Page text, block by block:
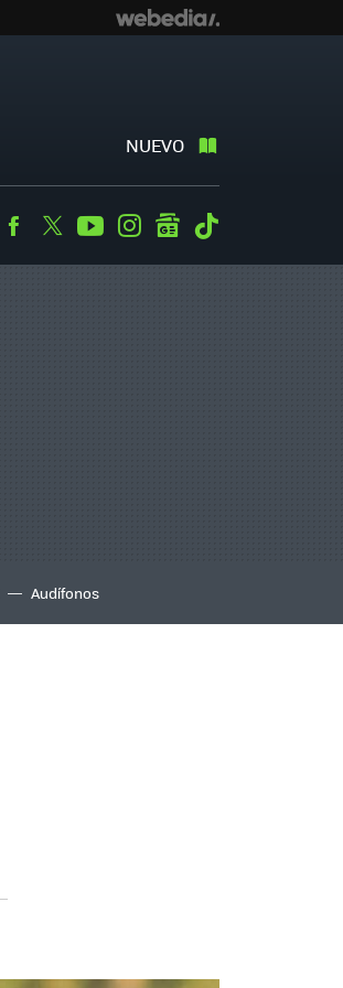
NUEVO
Facebook
TwitterYoutubeInstagramgooglenews
Audífonos